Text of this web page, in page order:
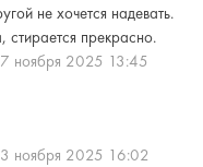
не хочется надевать.
стирается прекрасно.
ноября 2025 13:45
ноября 2025 16:02